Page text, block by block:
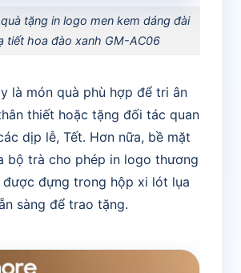
tặng in logo men kem dáng đài
tiết hoa đào xanh GM-AC06
là món quà phù hợp để tri ân
thiết hoặc tặng đối tác quan
dịp lễ, Tết. Hơn nữa, bề mặt
bộ trà cho phép in logo thương
được đựng trong hộp xi lót lụa
sàng để trao tặng.